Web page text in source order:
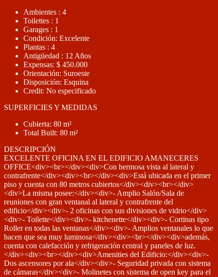
Ambientes : 4
Toilettes : 1
Garages : 1
Condición: Excelente
Plantas : 4
Antigüedad : 12 Años
Expensas: $ 450.000
Orientación: Suroeste
Disposición: Esquina
Credit: No especificado
SUPERFICIES Y MEDIDAS
Cubierta: 80 m²
Total Built: 80 m²
DESCRIPCIÓN
EXCELENTE OFICINA EN EL EDIFICIO AMANECERES
OFFICE<div><br></div><div>Con hermosa vista al lateral y
contrafrente</div><div><br></div><div>Está ubicada en el primer
piso y cuenta con 80 metros cubiertos</div><div><br></div>
<div>La misma posee:</div><div>- Amplio Salón/Sala de
reuniones con gran ventanal al lateral y contrafrente del
edificio</div><div>- 2 oficinas con sus divisiones de vidrio</div>
<div>- Toilette</div><div>- kitchenette</div><div>- Cortinas tipo
Roller en todas las ventanas</div><div>- Amplios ventanales lo que
hacen que sea muy luminosa</div><div><br></div><div>además,
cuenta con calefacción y refrigeración central y paneles de luz.
</div><div><br></div><div>Amenities del Edificio:</div><div>-
Dos ascensores por ala</div><div>- Seguridad privada con sistema
de cámaras</div><div>- Molinetes con sistema de open key para el